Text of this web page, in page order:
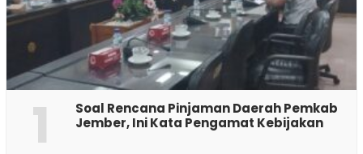
1
‎Soal Rencana Pinjaman Daerah Pemkab
Jember, Ini Kata Pengamat Kebijakan ‎